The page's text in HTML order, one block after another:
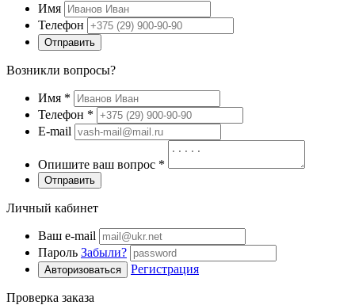
Имя
Телефон
Отправить
Возникли вопросы?
Имя *
Телефон *
E-mail
Опишите ваш вопрос *
Отправить
Личный кабинет
Ваш e-mail
Пароль Забыли?
Авторизоваться Регистрация
Проверка заказа